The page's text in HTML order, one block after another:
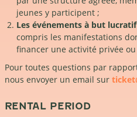
jeunes y participent ;
Les événements à but
compris les manifestations
financer une activité privée
Pour toutes questions par
nous envoyer un email sur
RENTAL PERIOD